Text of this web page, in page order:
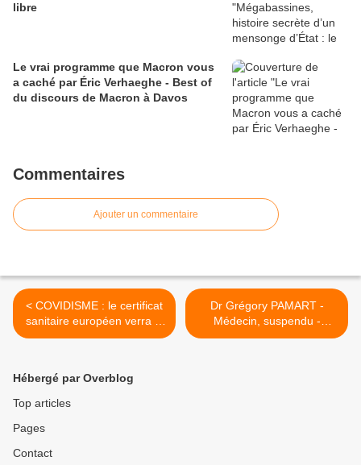
libre
Le vrai programme que Macron vous
a caché par Éric Verhaeghe - Best of
du discours de Macron à Davos
Commentaires
Ajouter un commentaire
< COVIDISME : le certificat
sanitaire européen verra le
jour en juin - il « sera sans
Dr Grégory PAMART -
Médecin, suspendu -
Attaqué par l'ordre pour
Hébergé par Overblog
Top articles
Pages
Contact